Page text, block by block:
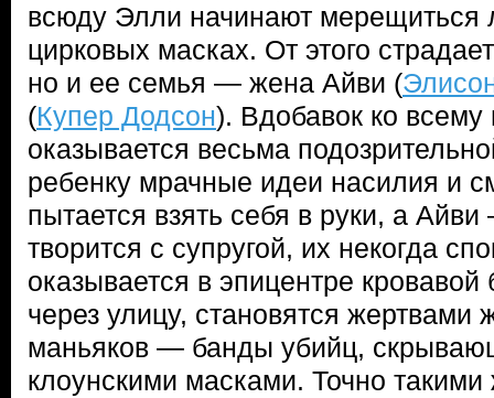
всюду Элли начинают мерещиться
цирковых масках. От этого
но и ее семья — жена Айви (
(Купер Додсон). Вдобавок ко
оказывается весьма
ребенку мрачные идеи насилия и
пытается взять себя в руки, а
творится с супругой, их некогда
оказывается в эпицентре
через улицу, становятся жертвами
маньяков — банды убийц,
клоунскими масками. Точно